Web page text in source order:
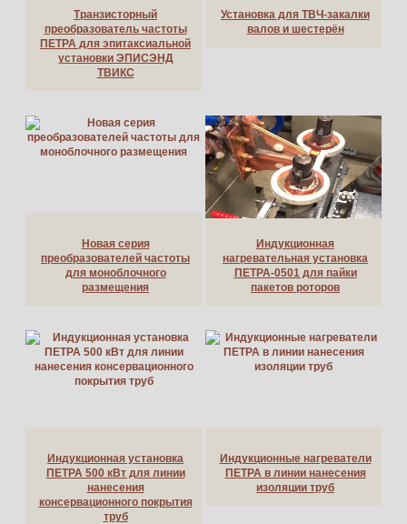
Транзисторный
преобразователь частоты
ПЕТРА для эпитаксиальной
установки ЭПИСЭНД
ТВИКС
Установка для ТВЧ-закалки
валов и шестерён
Новая серия
преобразователей частоты
для моноблочного
размещения
Индукционная
нагревательная установка
ПЕТРА-0501 для пайки
пакетов роторов
Индукционная установка
ПЕТРА 500 кВт для линии
нанесения
консервационного покрытия
труб
Индукционные нагреватели
ПЕТРА в линии нанесения
изоляции труб